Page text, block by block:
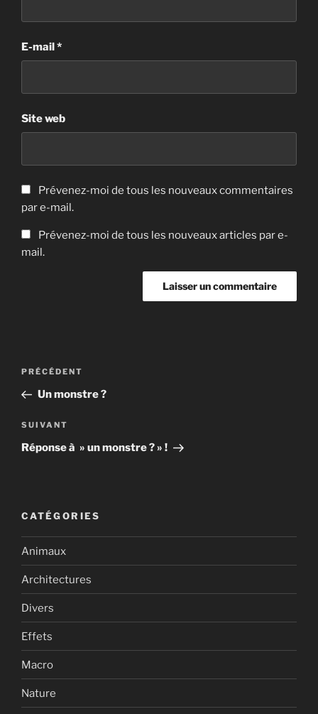
E-mail*
Site web
Prévenez-moi de tous les nouveaux commentaires
par e-mail.
Prévenez-moi de tous les nouveaux articles par e-
mail.
Navigation
l’article
Article
précédent
PRÉCÉDENT
Un monstre ?
Article
suivant
SUIVANT
Réponse à » un monstre ? » !
CATÉGORIES
Animaux
Architectures
Divers
Effets
Macro
Nature